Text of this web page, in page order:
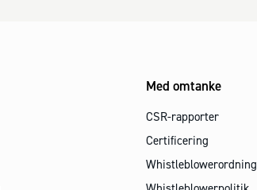
Med omtanke
CSR-rapporter
Certificering
Whistleblowerordning